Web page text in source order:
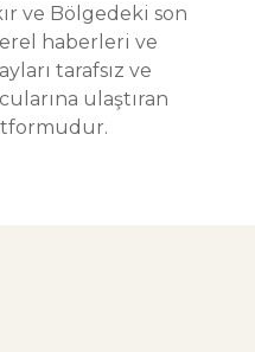
ve Bölgedeki son
haberleri ve
tarafsız ve
ulaştıran